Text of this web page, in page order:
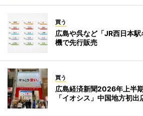
買う
広島や呉など「JR西日本
機で先行販売
買う
広島経済新聞2026年上半
「イオシス」中国地方初出